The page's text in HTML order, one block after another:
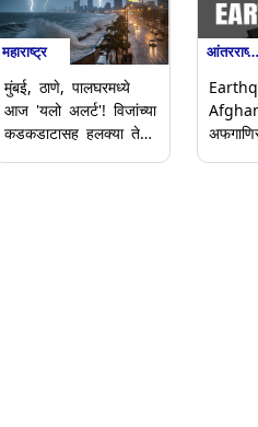
महाराष्ट्र
मुंबई, ठाणे, पालघरमध्ये
आज 'यलो अलर्ट'! विजांच्या
कडकडाटासह हलक्या ते
आंतरराष्ट्रीय